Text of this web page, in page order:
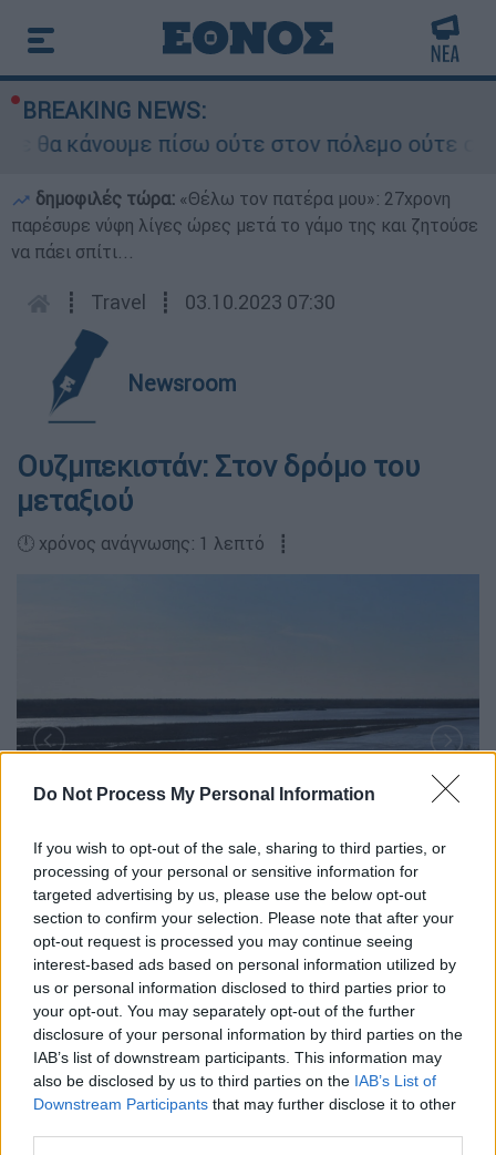
Do Not Process My Personal Information
If you wish to opt-out of the sale, sharing to third parties, or
processing of your personal or sensitive information for
targeted advertising by us, please use the below opt-out
section to confirm your selection. Please note that after your
opt-out request is processed you may continue seeing
interest-based ads based on personal information utilized by
us or personal information disclosed to third parties prior to
your opt-out. You may separately opt-out of the further
disclosure of your personal information by third parties on the
IAB’s list of downstream participants. This information may
also be disclosed by us to third parties on the IAB’s List of
Downstream Participants that may further disclose it to other
BREAKING NEWS:
θα κάνουμε πίσω ούτε στον πόλεμο ούτε στις
δημοφιλές τώρα: «Θέλω τον πατέρα μου»: 27χρονη
παρέσυρε νύφη λίγες ώρες μετά το γάμο της και ζητούσε
να πάει σπίτι...
┋ Travel ┋ 03.10.2023 07:30
Newsroom
Ουζμπεκιστάν: Στον δρόμο του
μεταξιού
🕛 χρόνος ανάγνωσης: 1 λεπτό ┋
Προσθέστε το ΕΘΝΟΣ στη Google
ΤοΟυζμπεκιστάν βρίσκεται στην καρδιά της
κεντρικής Ασίας και διαθέτει μερικά από τα